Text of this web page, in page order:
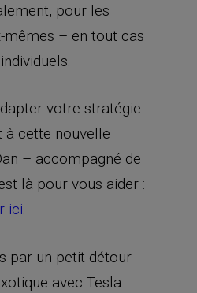
pour les
mêmes – en tout cas
votre stratégie
à cette nouvelle
– accompagné de
là pour vous aider :
ici.
par un petit détour
avec Tesla…